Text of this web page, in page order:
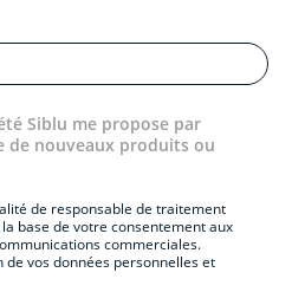
Siblu me propose par
de nouveaux produits ou
de responsable de traitement
base de votre consentement aux
commerciales.
de vos données personnelles et